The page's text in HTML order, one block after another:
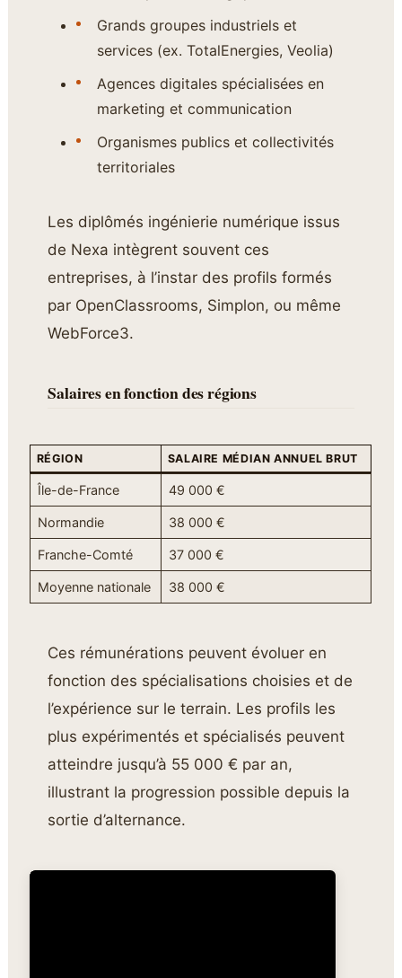
Grands groupes industriels et
services (ex. TotalEnergies, Veolia)
Agences digitales spécialisées en
marketing et communication
Organismes publics et collectivités
territoriales
Les diplômés ingénierie numérique issus
de Nexa intègrent souvent ces
entreprises, à l’instar des profils formés
par OpenClassrooms, Simplon, ou même
WebForce3.
Salaires en fonction des régions
RÉGION SALAIRE MÉDIAN ANNUEL BRUT
Île-de-France 49 000 €
Normandie 38 000 €
Franche-Comté 37 000 €
Moyenne nationale 38 000 €
Ces rémunérations peuvent évoluer en
fonction des spécialisations choisies et de
l’expérience sur le terrain. Les profils les
plus expérimentés et spécialisés peuvent
atteindre jusqu’à 55 000 € par an,
illustrant la progression possible depuis la
sortie d’alternance.